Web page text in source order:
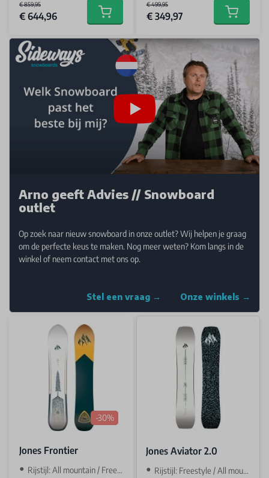
€ 859,95
€ 644,96 Add to cart
€ 499,95
€ 349,97 Add to
Arno geeft Advies // Snowboard
outlet
Op zoek naar nieuw snowboard in onze outlet? Wij helpen je graag
om de perfecte keus te maken. Nog meer weten? Kom langs in de
winkel of neem contact met ons op.
Stel een vraag → Onze winkels →
-30%
Jones Frontier
Rijstijl: All mountain / Freeride
Jones Aviator 2.0
Rijstijl: Freestyle / All mountain